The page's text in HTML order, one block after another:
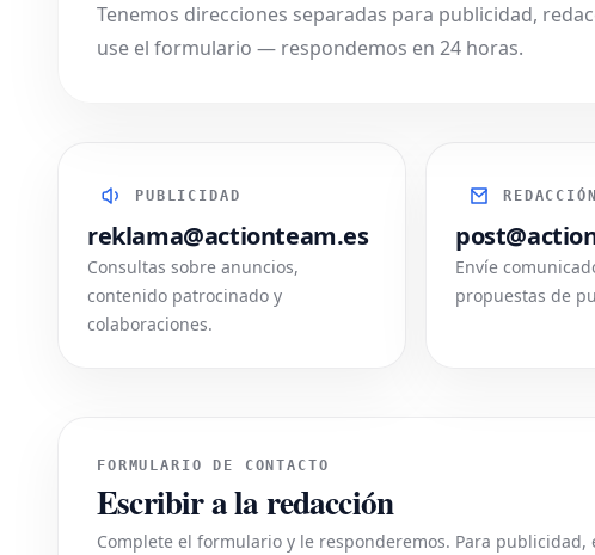
Tenemos direcciones separadas para publicidad,
use el formulario — respondemos en 24 horas.
PUBLICIDAD
reklama@actionteam.es
Consultas sobre anuncios,
contenido patrocinado y
colaboraciones.
REDACCIÓN
Envíe
propuestas de
FORMULARIO DE CONTACTO
Escribir a la redacción
Complete el formulario y le responderemos. Para publicidad,